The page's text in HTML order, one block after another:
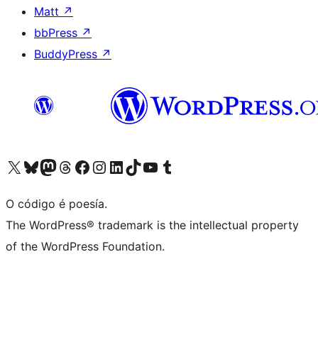
Matt ↗
bbPress ↗
BuddyPress ↗
Visita la cuenta de X (anteriormente Twitter)
Visita a nosa conta de Bluesky
Visita a nosa conta de Mastodon
Visita a nosa conta de Threads
Visita a nosa páxina de Facebook
Visita a nosa conta de Instagram
Visita a nosa conta de LinkedIn
Visita a nosa conta de TikTok
Visita a nosa canle de YouTube
Visita a nosa conta de Tumblr
O código é poesía.
The WordPress® trademark is the intellectual property
of the WordPress Foundation.